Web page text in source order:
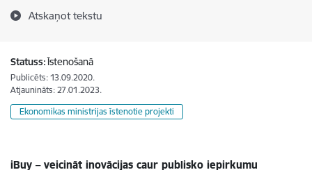
Atskaņot tekstu
Statuss:Īstenošanā
Publicēts: 13.09.2020.
Atjaunināts: 27.01.2023.
Ekonomikas ministrijas īstenotie projekti
iBuy – veicināt inovācijas caur publisko iepirkumu